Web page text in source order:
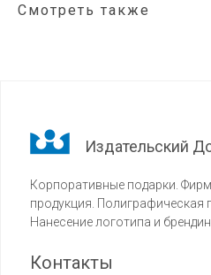
Смотреть также
Издательский
Корпоративные подарки.
продукция. Полиграфическая
Нанесение логотипа и
Контакты